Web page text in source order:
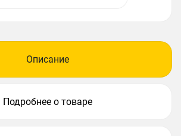
Описание
Подробнее о товаре